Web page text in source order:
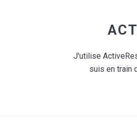
J'utilise
suis en train